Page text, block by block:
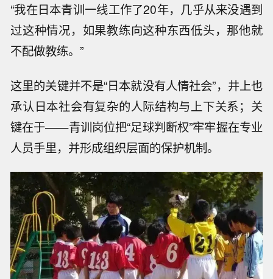
“我在日本青训一线工作了20年，几乎从来没遇到
过这种情况，如果教练向这种东西低头，那他就
不配做教练。”
这里的关键并不是“日本就没有人情社会”，井上也
承认日本社会有复杂的人际结构与上下关系；关
键在于——青训岗位把“足球判断权”牢牢握在专业
人员手里，并形成组织层面的保护机制。